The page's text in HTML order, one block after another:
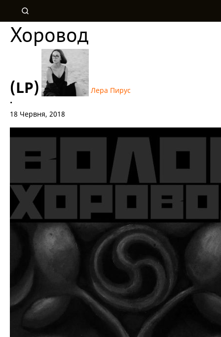
Хоровод
(LP)
Лера Пирус
•
18 Червня, 2018